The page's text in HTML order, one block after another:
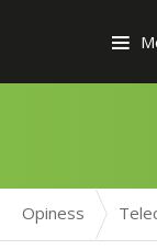
Opiness